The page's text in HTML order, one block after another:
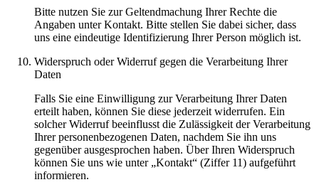
Bitte nutzen Sie zur Geltendmachung Ihrer Rechte die
Angaben unter Kontakt. Bitte stellen Sie dabei sicher, dass
uns eine eindeutige Identifizierung Ihrer Person möglich ist.
Widerspruch oder Widerruf gegen die Verarbeitung Ihrer
Daten
Falls Sie eine Einwilligung zur Verarbeitung Ihrer Daten
erteilt haben, können Sie diese jederzeit widerrufen. Ein
solcher Widerruf beeinflusst die Zulässigkeit der Verarbeitung
Ihrer personenbezogenen Daten, nachdem Sie ihn uns
gegenüber ausgesprochen haben. Über Ihren Widerspruch
können Sie uns wie unter „Kontakt“ (Ziffer 11) aufgeführt
informieren.